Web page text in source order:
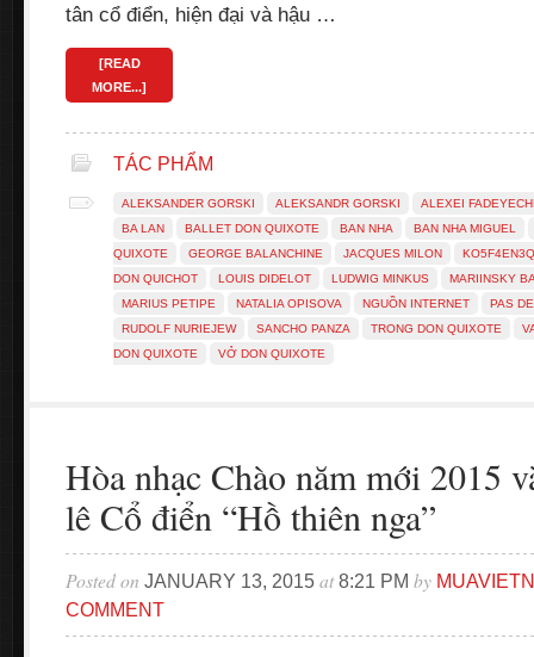
tân cổ điển, hiện đại và hậu …
[READ
MORE...]
TÁC PHẨM
ALEKSANDER GORSKI ALEKSANDR GORSKI
ALEXEI
BA LAN
BALLET DON QUIXOTE BAN NHA
BAN NHA MIGUEL
QUIXOTE
GEORGE BALANCHINE JACQUES MILON
KO5F4EN3Q
DON QUICHOT
LOUIS DIDELOT LUDWIG MINKUS
MARIINSKY
MARIUS PETIPE
NATALIA OPISOVA NGUỒN INTERNET
PAS
RUDOLF NURIEJEW
SANCHO PANZA TRONG DON QUIXOTE
DON QUIXOTE
VỞ DON QUIXOTE
Hòa nhạc Chào năm mới 2015
lê Cổ điển “Hồ thiên nga”
Posted on JANUARY 13, 2015 at8:21 PM by
COMMENT